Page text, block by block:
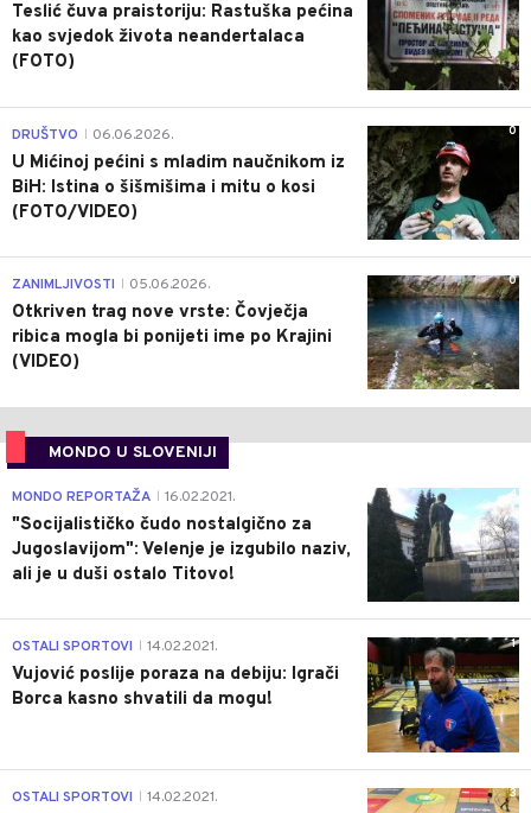
Teslić čuva praistoriju: Rastuška pećina
kao svjedok života neandertalaca
(FOTO)
0
DRUŠTVO 06.06.2026.
U Mićinoj pećini s mladim naučnikom iz
BiH: Istina o šišmišima i mitu o kosi
(FOTO/VIDEO)
0
ZANIMLJIVOSTI 05.06.2026.
Otkriven trag nove vrste: Čovječja
ribica mogla bi ponijeti ime po Krajini
(VIDEO)
MONDO U SLOVENIJI
4
MONDO REPORTAŽA 16.02.2021.
"Socijalističko čudo nostalgično za
Jugoslavijom": Velenje je izgubilo naziv,
ali je u duši ostalo Titovo!
1
OSTALI SPORTOVI 14.02.2021.
Vujović poslije poraza na debiju: Igrači
Borca kasno shvatili da mogu!
3
OSTALI SPORTOVI 14.02.2021.